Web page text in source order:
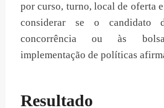
por curso, turno, local de oferta
considerar se o candidato
concorrência ou às
implementação de políticas
Resultado